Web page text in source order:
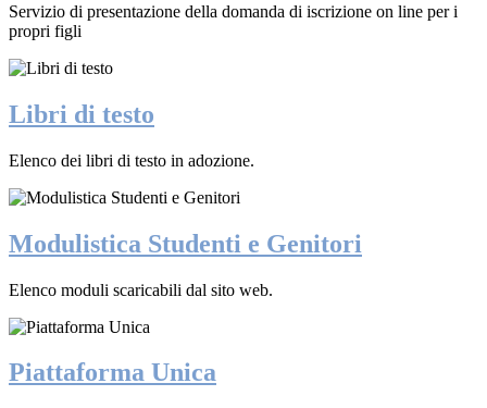
Servizio di presentazione della domanda di iscrizione on line per i
propri figli
Libri di testo
Elenco dei libri di testo in adozione.
Modulistica Studenti e Genitori
Elenco moduli scaricabili dal sito web.
Piattaforma Unica